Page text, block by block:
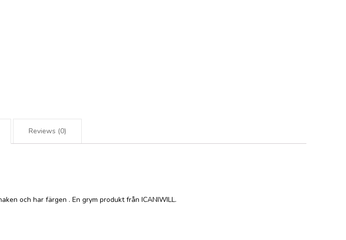
Reviews (0)
och har färgen . En grym produkt från ICANIWILL.